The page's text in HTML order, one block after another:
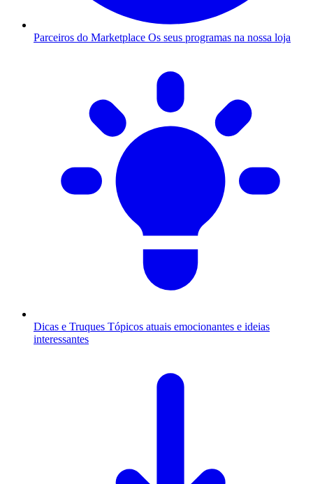
Parceiros do Marketplace Os seus programas na nossa loja
Dicas e Truques Tópicos atuais emocionantes e ideias
interessantes